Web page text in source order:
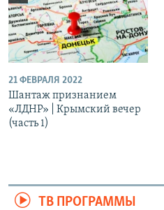
21 ФЕВРАЛЯ 2022
Шантаж признанием
«ЛДНР» | Крымский вечер
(часть 1)
ТВ ПРОГРАММЫ